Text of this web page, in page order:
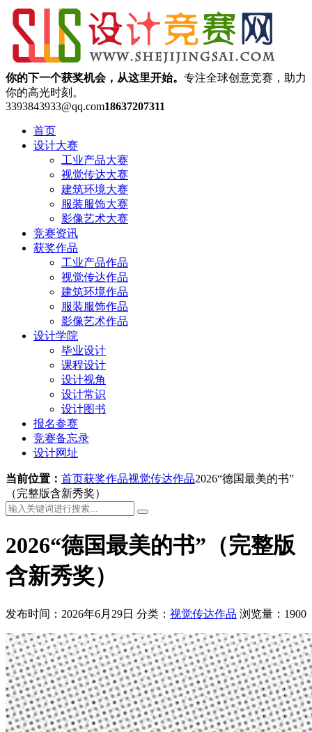
你的下一个获奖机会，从这里开始。 专注全球创意竞赛，助力
你的高光时刻。
3393843933@qq.com18637207311
首页
设计大赛
工业产品大赛
视觉传达大赛
建筑环境大赛
服装服饰大赛
影像艺术大赛
竞赛资讯
获奖作品
工业产品作品
视觉传达作品
建筑环境作品
服装服饰作品
影像艺术作品
设计学院
毕业设计
课程设计
设计视角
设计常识
设计图书
报名参赛
竞赛备忘录
设计网址
当前位置： 首页获奖作品视觉传达作品2026“德国最美的书”
（完整版含新秀奖）
2026“德国最美的书”（完整版
含新秀奖）
发布时间：2026年6月29日 分类： 视觉传达作品 浏览量：1900